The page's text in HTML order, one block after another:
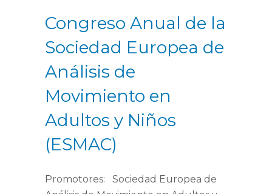
Congreso Anual de la
Sociedad Europea de
Análisis de
Movimiento en
Adultos y Niños
(ESMAC)
Promotores: Sociedad Europea de